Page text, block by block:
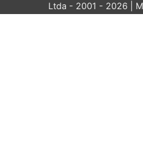
Ltda - 2001 - 2026 |